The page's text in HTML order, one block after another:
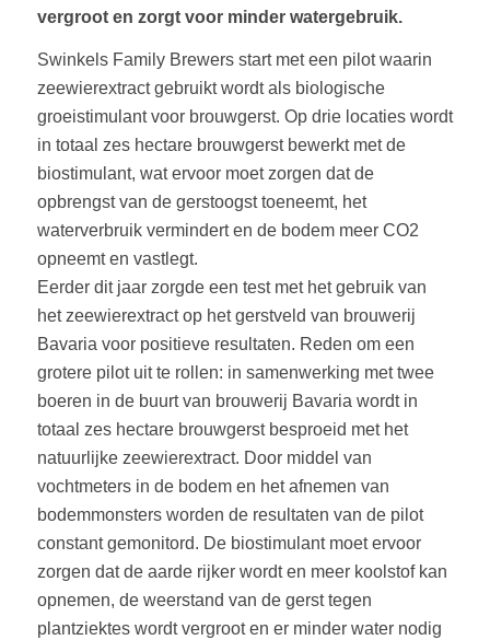
vergroot en zorgt voor minder watergebruik.
Swinkels Family Brewers start met een pilot waarin
zeewierextract gebruikt wordt als biologische
groeistimulant voor brouwgerst. Op drie locaties wordt
in totaal zes hectare brouwgerst bewerkt met de
biostimulant, wat ervoor moet zorgen dat de
opbrengst van de gerstoogst toeneemt, het
waterverbruik vermindert en de bodem meer CO2
opneemt en vastlegt.
Eerder dit jaar zorgde een test met het gebruik van
het zeewierextract op het gerstveld van brouwerij
Bavaria voor positieve resultaten. Reden om een
grotere pilot uit te rollen: in samenwerking met twee
boeren in de buurt van brouwerij Bavaria wordt in
totaal zes hectare brouwgerst besproeid met het
natuurlijke zeewierextract. Door middel van
vochtmeters in de bodem en het afnemen van
bodemmonsters worden de resultaten van de pilot
constant gemonitord. De biostimulant moet ervoor
zorgen dat de aarde rijker wordt en meer koolstof kan
opnemen, de weerstand van de gerst tegen
plantziektes wordt vergroot en er minder water nodig